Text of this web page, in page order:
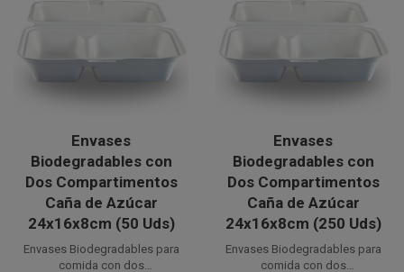
Envases
Biodegradables con
Dos Compartimentos
Caña de Azúcar
24x16x8cm (50 Uds)
Envases Biodegradables para
comida con dos
Envases
Biodegradables con
Dos Compartimentos
Caña de Azúcar
24x16x8cm (250 Uds)
Envases Biodegradables para
comida con dos